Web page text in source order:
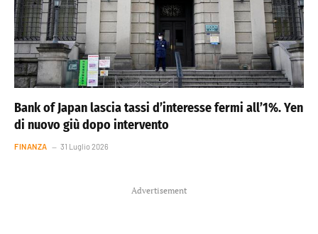
Bank of Japan lascia tassi d’interesse fermi all’1%. Yen
di nuovo giù dopo intervento
FINANZA 31 Luglio 2026
Advertisement